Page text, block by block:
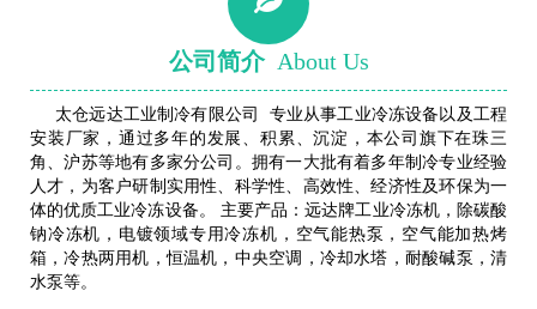
公司简介 About Us
太仓远达工业制冷有限公司 专业从事工业冷冻设备以及工程
安装厂家，通过多年的发展、积累、沉淀，本公司旗下在珠三
角、沪苏等地有多家分公司。拥有一大批有着多年制冷专业经验
人才，为客户研制实用性、科学性、高效性、经济性及环保为一
体的优质工业冷冻设备。 主要产品：远达牌工业冷冻机，除碳酸
钠冷冻机，电镀领域专用冷冻机，空气能热泵，空气能加热烤
箱，冷热两用机，恒温机，中央空调，冷却水塔，耐酸碱泵，清
水泵等。